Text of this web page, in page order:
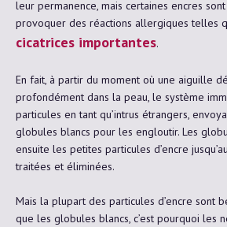
​​leur permanence, mais certaines encres
provoquer des réactions allergiques telles
cicatrices importantes.
En fait, à partir du moment où une aiguille
profondément dans la peau, le système
particules en tant qu’intrus étrangers,
globules blancs pour les engloutir. Les
ensuite les petites particules d’encre
traitées et éliminées.
Mais la plupart des particules d’encre sont
que les globules blancs, c’est pourquoi les